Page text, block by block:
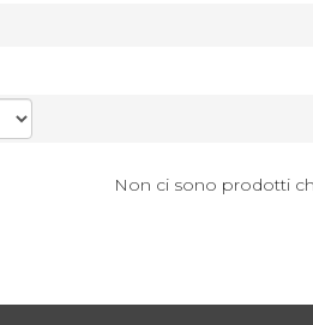
Non ci sono prodotti